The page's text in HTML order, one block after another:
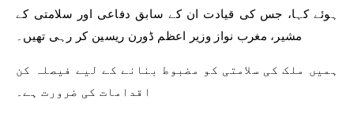
ہوئے کہا، جس کی قیادت ان کے سابق دفاعی اور سلامتی کے
مشیر، مغرب نواز وزیر اعظم ڈورن ریسین کر رہی تھیں۔
ہمیں ملک کی سلامتی کو مضبوط بنانے کے لیے فیصلہ کن
اقدامات کی ضرورت ہے۔